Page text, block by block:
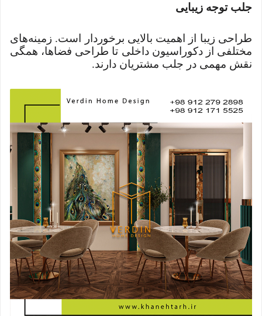
جلب توجه زیبایی
طراحی زیبا از اهمیت بالایی برخوردار است. زمینه‌های
مختلفی از دکوراسیون داخلی تا طراحی فضاها، همگی
نقش مهمی در جلب مشتریان دارند.